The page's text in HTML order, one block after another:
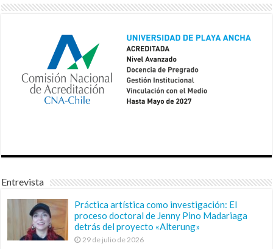
Entrevista
Práctica artística como investigación: El
proceso doctoral de Jenny Pino Madariaga
detrás del proyecto «Alterung»
29 de julio de 2026